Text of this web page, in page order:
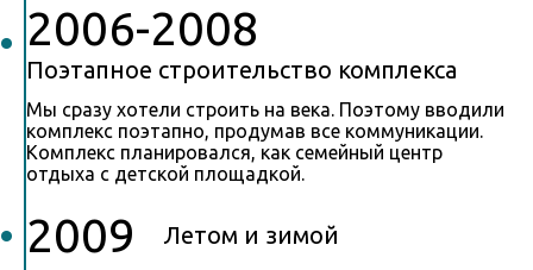
2006-2008
Поэтапное строительство комплекса
Мы сразу хотели строить на века. Поэтому вводили
комплекс поэтапно, продумав все коммуникации.
Комплекс планировался, как семейный центр
отдыха с детской площадкой.
2009 Летом и зимой